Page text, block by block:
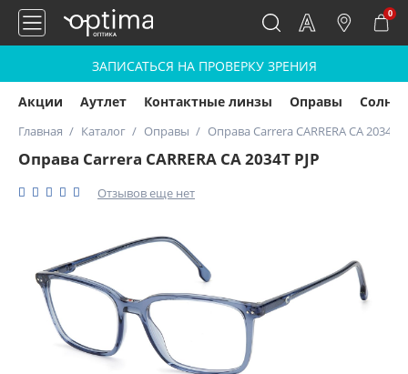
0
ЗАПИСАТЬСЯ НА ПРОВЕРКУ ЗРЕНИЯ
Акции Аутлет Контактные линзы Оправы
Главная Каталог Оправы Оправа Carrera CARRERA CA 2034T
Оправа Carrera CARRERA CA 2034T PJP
Отзывов еще нет